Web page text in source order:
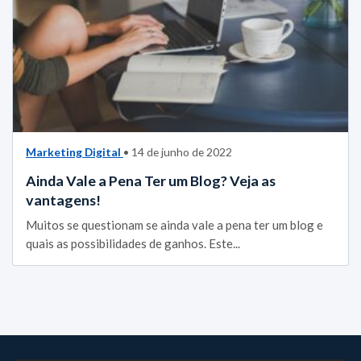
Marketing Digital • 14 de junho de 2022
Ainda Vale a Pena Ter um Blog? Veja as
vantagens!
Muitos se questionam se ainda vale a pena ter um blog e
quais as possibilidades de ganhos. Este...